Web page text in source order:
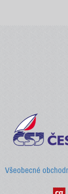
Všeobecné